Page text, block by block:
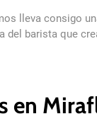
lleva consigo
del barista que
en